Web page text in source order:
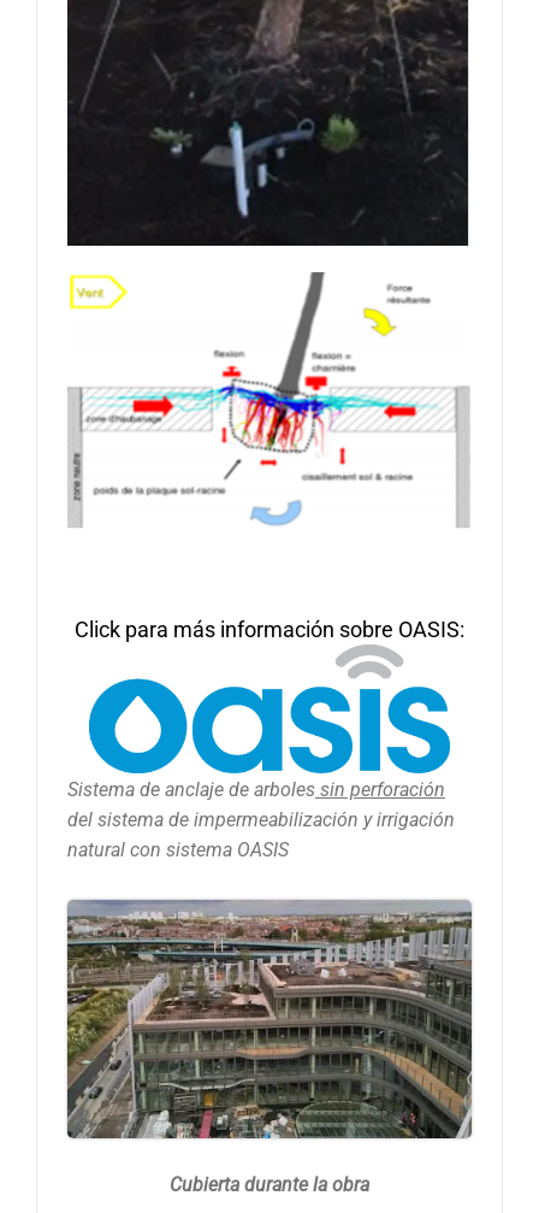
Click para más información sobre OASIS:
Sistema de anclaje de arbolessin perforación
del sistema de impermeabilización y irrigación
natural con sistema OASIS
Cubierta durante la obra